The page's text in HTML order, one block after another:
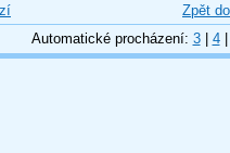
Zpět
Automatické procházení: 3| 4|